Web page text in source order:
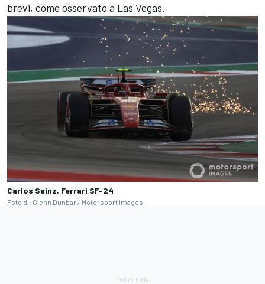
brevi, come osservato a Las Vegas.
Carlos Sainz, Ferrari SF-24
Foto di: Glenn Dunbar / Motorsport Images